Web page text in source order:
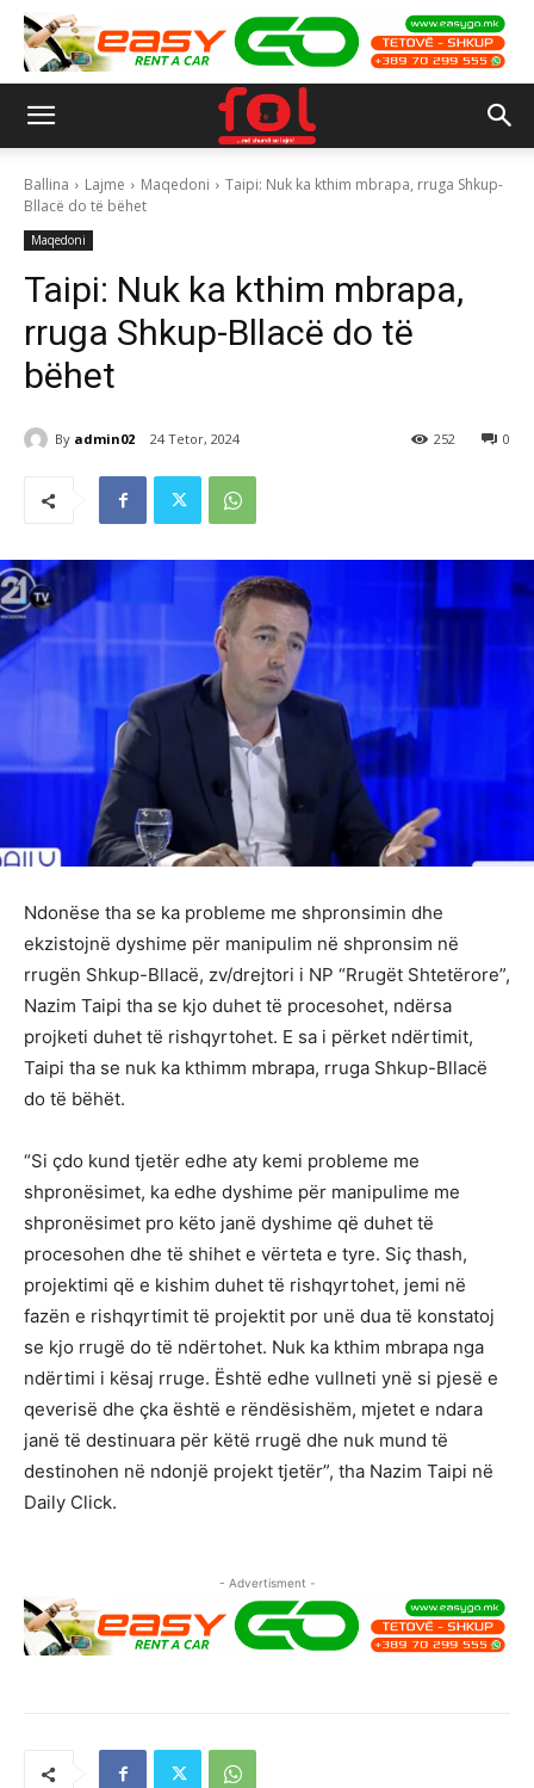
Ballina Lajme Maqedoni
Taipi: Nuk ka kthim mbrapa, rruga Shkup-
Bllacë do të bëhet
Maqedoni
Taipi: Nuk ka kthim mbrapa,
rruga Shkup-Bllacë do të
bëhet
By admin02 24 Tetor, 2024 0
252
Ndonëse tha se ka probleme me shpronsimin dhe
ekzistojnë dyshime për manipulim në shpronsim në
rrugën Shkup-Bllacë, zv/drejtori i NP “Rrugët Shtetërore”,
Nazim Taipi tha se kjo duhet të procesohet, ndërsa
projketi duhet të rishqyrtohet. E sa i përket ndërtimit,
Taipi tha se nuk ka kthimm mbrapa, rruga Shkup-Bllacë
do të bëhët.
“Si çdo kund tjetër edhe aty kemi probleme me
shpronësimet, ka edhe dyshime për manipulime me
shpronësimet pro këto janë dyshime që duhet të
procesohen dhe të shihet e vërteta e tyre. Siç thash,
projektimi që e kishim duhet të rishqyrtohet, jemi në
fazën e rishqyrtimit të projektit por unë dua të konstatoj
se kjo rrugë do të ndërtohet. Nuk ka kthim mbrapa nga
ndërtimi i kësaj rruge. Është edhe vullneti ynë si pjesë e
qeverisë dhe çka është e rëndësishëm, mjetet e ndara
janë të destinuara për këtë rrugë dhe nuk mund të
destinohen në ndonjë projekt tjetër”, tha Nazim Taipi në
Daily Click.
- Advertisment -